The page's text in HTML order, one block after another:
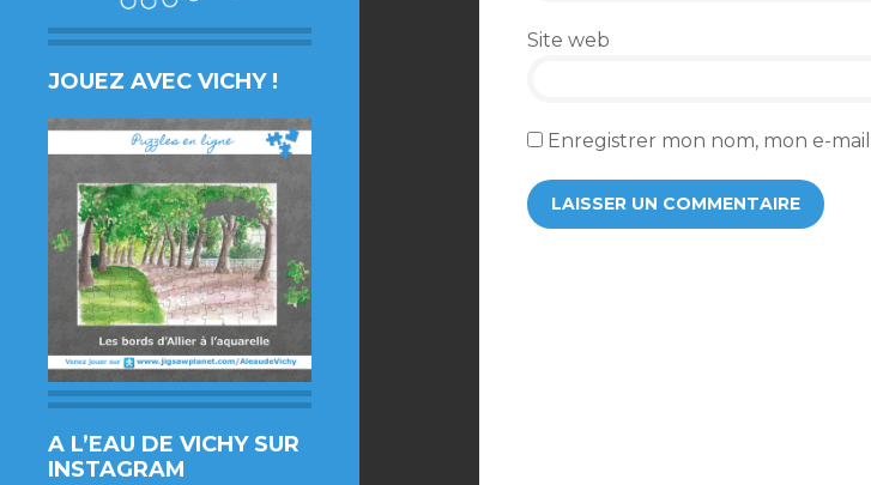
JOUEZ AVEC VICHY !
A L’EAU DE VICHY SUR
INSTAGRAM
Site web
Enregistrer mon nom, mon e-